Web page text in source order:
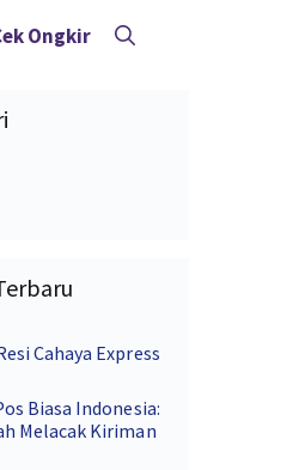
Ongkir
Cahaya Express
Biasa Indonesia:
Melacak Kiriman